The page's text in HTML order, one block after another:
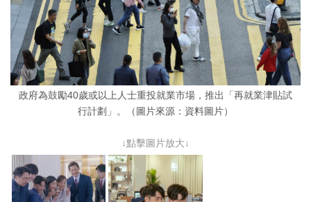
政府為鼓勵40歲或以上人士重投就業市場，推出「再就業津貼試
行計劃」。（圖片來源：資料圖片）
↓點擊圖片放大↓